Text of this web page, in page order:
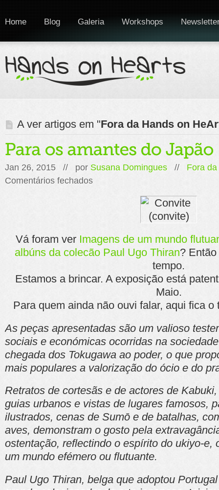
Home Blog Galeria Workshops
A ver artigos em "Fora da Hands on
Jan 26, 2015 // por Susana Domingues // Fora
Comentários fechados
Vá foram verImagens de um mundo
albúns da colecão Paul Ugo Thiran?
tempo.
Estamos a brincar. A exposição está
Maio.
Para quem ainda não ouvi falar, aqui fica o
As peças apresentadas são um valioso
sociais e económicas ocorridas na
chegada dos Tokugawa ao poder, o que
mais populares a valorização do ócio e do
Retratos de cortesãs e de actores de
guias urbanos e vistas de lugares famosos,
ilustrados, cenas de Sumō e de batalhas,
aves, demonstram o gosto pela
ostentação, reflectindo o espírito do ukiyo-e,
um mundo efémero ou flutuante.
Paul Ugo Thiran, belga que adoptou